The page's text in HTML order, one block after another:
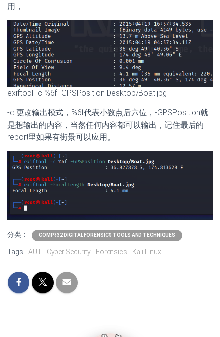
用，
exiftool -c %6f -GPSPosition Desktop/Boat.jpg
-c 更改输出模式，%6f代表小数点后六位，-GPSPosition就
是想输出的内容，当然任何内容都可以输出，记住最后的
report里如果有街景可以应用。
分类： COMP832 DIGITAL FORENSICS TOOLS AND TECHNIQUES
Tags: AUT Cyber Security Forensics Kali Linux